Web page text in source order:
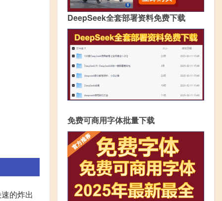
的炸出
DeepSeek全套部署资料免费下载
免费可商用字体批量下载